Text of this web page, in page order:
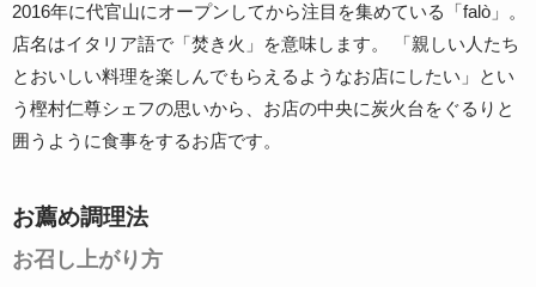
2016年に代官山にオープンしてから注目を集めている「falò」。
店名はイタリア語で「焚き火」を意味します。 「親しい人たち
とおいしい料理を楽しんでもらえるようなお店にしたい」とい
う樫村仁尊シェフの思いから、お店の中央に炭火台をぐるりと
囲うように食事をするお店です。
お薦め調理法
お召し上がり方